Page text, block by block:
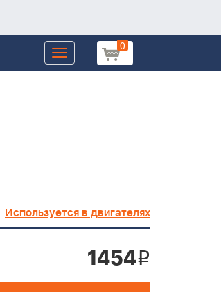
0
Toggle
navigation
Используется в двигателях
1454i